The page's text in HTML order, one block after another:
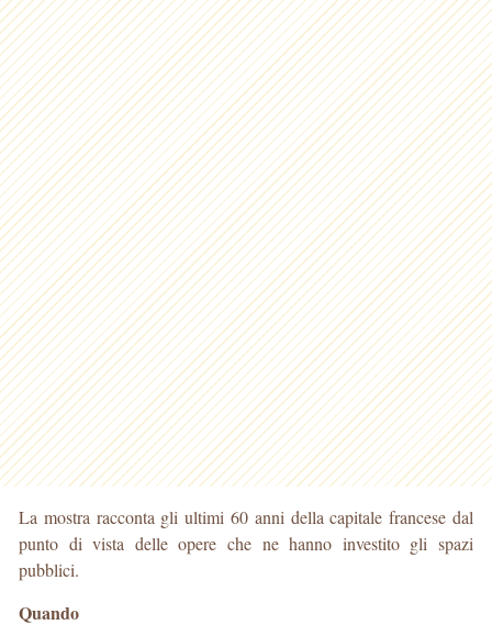
La mostra racconta gli ultimi 60 anni della capitale francese dal
punto di vista delle opere che ne hanno investito gli spazi
pubblici.
Quando